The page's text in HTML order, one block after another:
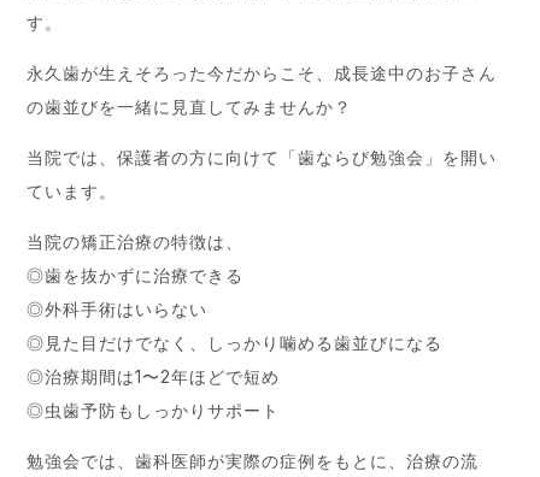
す。
永久歯が生えそろった今だからこそ、成長途中のお子さん
の歯並びを一緒に見直してみませんか？
当院では、保護者の方に向けて「歯ならび勉強会」を開い
ています。
当院の矯正治療の特徴は、
◎歯を抜かずに治療できる
◎外科手術はいらない
◎見た目だけでなく、しっかり噛める歯並びになる
◎治療期間は1〜2年ほどで短め
◎虫歯予防もしっかりサポート
勉強会では、歯科医師が実際の症例をもとに、治療の流